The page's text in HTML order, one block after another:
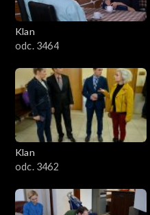
Klan
odc. 3464
Klan
odc. 3462